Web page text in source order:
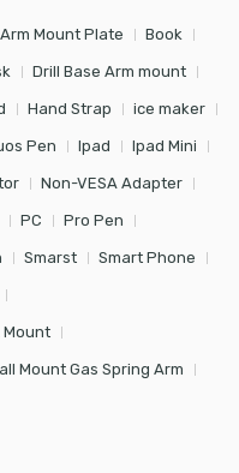
Arm Mount Plate Book
Drill Base Arm mount
Hand Strap ice maker
Pen Ipad Ipad Mini
Non-VESA Adapter
PC Pro Pen
Smarst Smart Phone
Mount
Mount Gas Spring Arm